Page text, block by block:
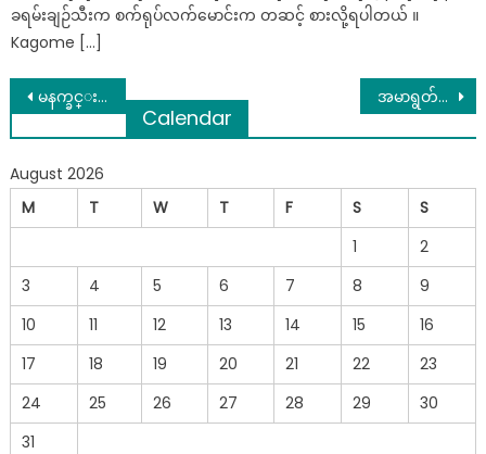
ခရမ်းချဉ်သီးက စက်ရုပ်လက်မောင်းက တဆင့် စားလို့ရပါတယ် ။
Kagome […]
Post
navigation
မနက္ခင္းတိုင္း အသုံးျပဳေနတဲ့ သြားတိုက္ေဆး ရဲ့ အသုံးဝင္ပုံမ်ား.. အမာရွတ်တွေပျောက်ပြီး အသားရည်ကြည်လင်စေမယ့် ဂျီးချွတ်ပေါင်းတင်နည်း..
Calendar
August 2026
M
T W T F S
S
1
2
3
4 5 6 7 8
9
10
11 12 13 14 15
16
17
18 19 20 21 22
23
24
25 26 27 28 29
30
31